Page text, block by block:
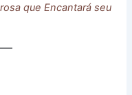
que Encantará seu